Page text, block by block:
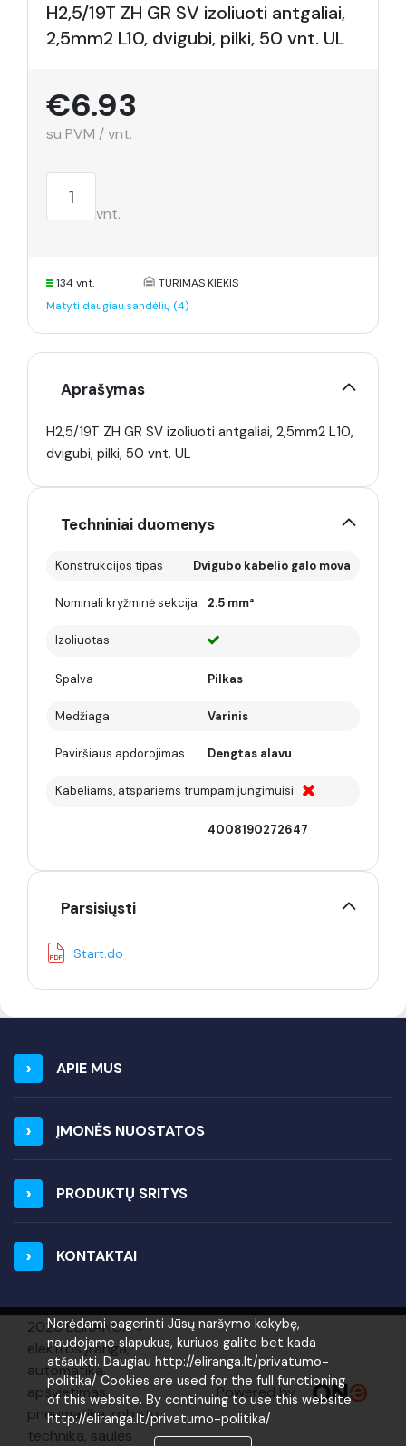
Norėdami pagerinti Jūsų naršymo kokybę,
naudojame slapukus, kuriuos galite bet kada
atšaukti. Daugiau http://eliranga.lt/privatumo-
politika/ Cookies are used for the full functioning
of this website. By continuing to use this website
http://eliranga.lt/privatumo-politika/
H2,5/19T ZH GR SV izoliuoti antgaliai,
2,5mm2 L10, dvigubi, pilki, 50 vnt. UL
€6.93
su PVM / vnt.
vnt.
134 vnt.
TURIMAS KIEKIS
Matyti daugiau sandėlių (4)
Aprašymas
H2,5/19T ZH GR SV izoliuoti antgaliai, 2,5mm2 L10,
dvigubi, pilki, 50 vnt. UL
Techniniai duomenys
Konstrukcijos tipas Dvigubo kabelio galo mova
Nominali kryžminė sekcija 2.5 mm²
Izoliuotas
Spalva Pilkas
Medžiaga Varinis
Paviršiaus apdorojimas Dengtas alavu
Kabeliams, atspariems trumpam jungimuisi
4008190272647
Parsisiųsti
Start.do
APIE MUS
ĮMONĖS NUOSTATOS
PRODUKTŲ SRITYS
KONTAKTAI
2026 ELIRANGA =
elektros įranga,
automatika,
apšvietimas,
pneumatika, robotų
technika, saulės
Powered by